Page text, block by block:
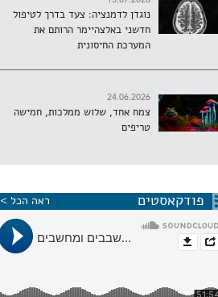
נוגדן לדמנציה: צעד בדרך לטיפול
חדשני באלצהיימר הרותם את
המערכת החיסונית
24.06.2026
צמח אחד, שלוש ממלכות, חמישה
טריפים
פודקאסטים ראה הכל >